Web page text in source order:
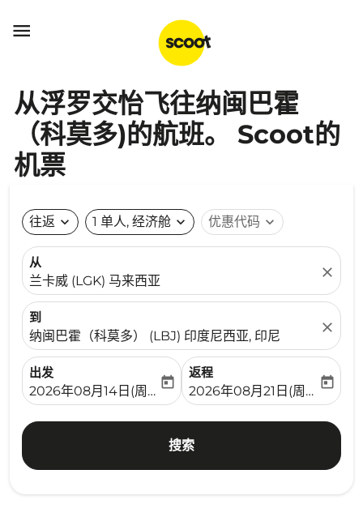

从浮罗交怡飞往纳闽巴霍
（科莫多)的航班。 Scoot的
机票
往返 expand_more 1 单人, 经济舱 expand_more 优惠代码 expand_more
从
兰卡威 (LGK) 马来西亚
close
到
纳闽巴霍（科莫多） (LBJ) 印度尼西亚, 印尼
close
出发
fc-booking-departure-date-aria-label
2026年08月14日(周五)
today
返程
fc-booking-return-date-
2026年08月21日(周五)
today
搜索